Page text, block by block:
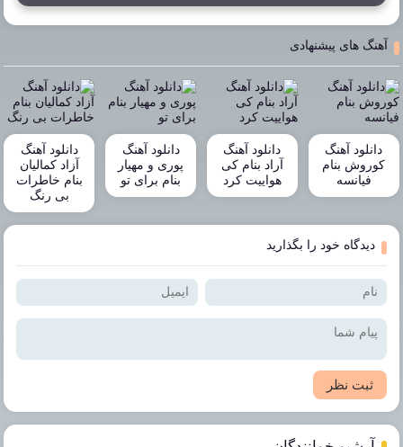
آهنگ های پیشنهادی
دانلود آهنگ
کوروش بنام
فیانسه
دانلود آهنگ
آراد بنام کی
هواییت کرد
دانلود آهنگ
پوری و مهیار
بنام برای تو
دانلود آهنگ
آزاد کمالیان
بنام خاطرات
بی رنگ
دیدگاه خود را بگذارید
ثبت نظر